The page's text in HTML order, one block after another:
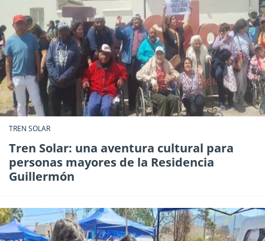
TREN SOLAR
Tren Solar: una aventura cultural para
personas mayores de la Residencia
Guillermón